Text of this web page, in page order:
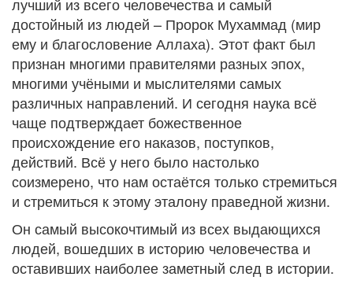
достойный из людей – Пророк Мухаммад (мир
ему и благословение Аллаха). Этот факт был
признан многими правителями разных эпох,
многими учёными и мыслителями самых
различных направлений. И сегодня наука всё
чаще подтверждает божественное
происхождение его наказов, поступков,
действий. Всё у него было настолько
соизмерено, что нам остаётся только стремиться
и стремиться к этому эталону праведной жизни.
Он самый высокочтимый из всех выдающихся
людей, вошедших в историю человечества и
оставивших наиболее заметный след в истории.